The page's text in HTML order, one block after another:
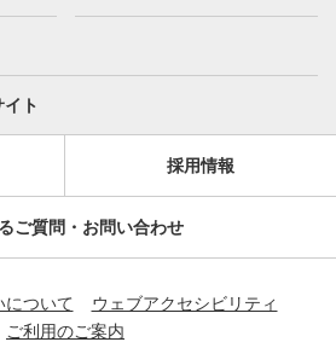
ト
採用情報
ご質問・お問い合わせ
について
ウェブアクセシビリティ
ご利用のご案内